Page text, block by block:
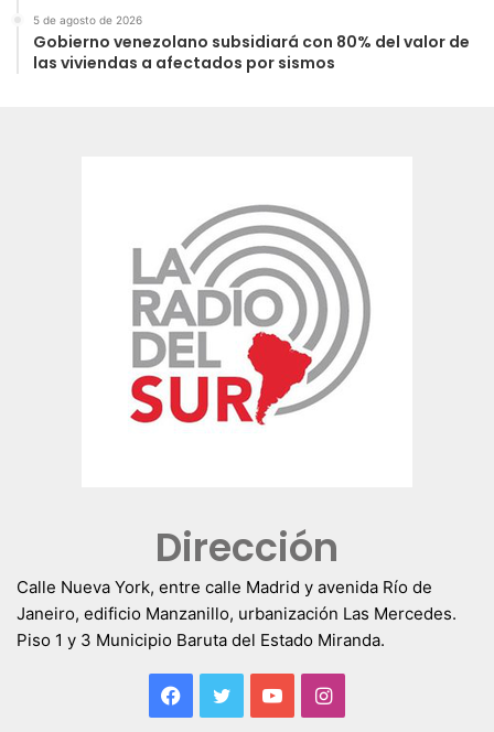
5 de agosto de 2026
Gobierno venezolano subsidiará con 80% del valor de
las viviendas a afectados por sismos
Dirección
Calle Nueva York, entre calle Madrid y avenida Río de
Janeiro, edificio Manzanillo, urbanización Las Mercedes.
Piso 1 y 3 Municipio Baruta del Estado Miranda.
Facebook
TwitterYouTubeInstagram